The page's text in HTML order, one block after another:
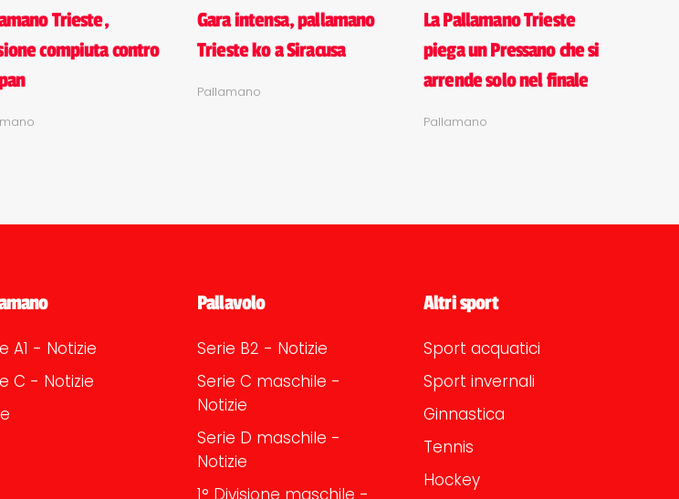
Trieste,
compiuta contro
Gara intensa, pallamano
Trieste ko a Siracusa
Pallamano
La Pallamano Trieste
piega un Pressano che si
arrende solo nel finale
Pallamano
A1 - Notizie
C - Notizie
Pallavolo
Serie B2 - Notizie
Serie C maschile -
Notizie
Serie D maschile -
Notizie
Altri sport
Sport acquatici
Sport invernali
Ginnastica
Tennis
Hockey